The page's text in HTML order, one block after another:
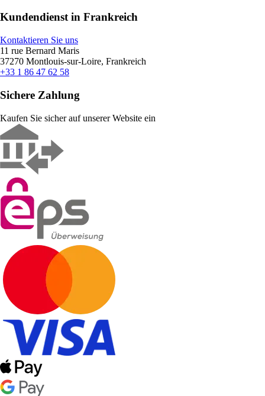
Kundendienst in Frankreich
Kontaktieren Sie uns
11 rue Bernard Maris
37270 Montlouis-sur-Loire, Frankreich
+33 1 86 47 62 58
Sichere Zahlung
Kaufen Sie sicher auf unserer Website ein